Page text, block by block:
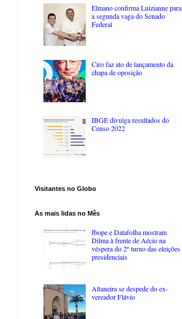
Elmano confirma Luizianne para
a segunda vaga do Senado
Federal
Ciro faz ato de lançamento da
chapa de oposição
IBGE divulga resultados do
Censo 2022
Visitantes no Globo
As mais lidas no Mês
Ibope e Datafolha mostram
Dilma à frente de Aécio na
véspera do 2º turno das eleições
presidenciais
Altaneira se despede do ex-
vereador Flávio